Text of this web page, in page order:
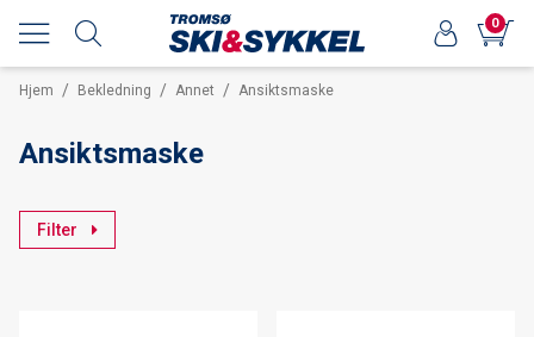
0
Hjem / Bekledning / Annet / Ansiktsmaske
Ansiktsmaske
Filter